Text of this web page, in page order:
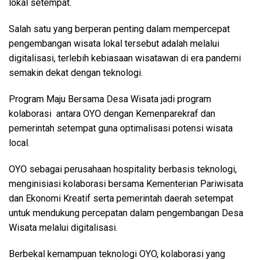
lokal setempat.
Salah satu yang berperan penting dalam mempercepat
pengembangan wisata lokal tersebut adalah melalui
digitalisasi, terlebih kebiasaan wisatawan di era pandemi
semakin dekat dengan teknologi.
Program Maju Bersama Desa Wisata jadi program
kolaborasi antara OYO dengan Kemenparekraf dan
pemerintah setempat guna optimalisasi potensi wisata
local.
OYO sebagai perusahaan hospitality berbasis teknologi,
menginisiasi kolaborasi bersama Kementerian Pariwisata
dan Ekonomi Kreatif serta pemerintah daerah setempat
untuk mendukung percepatan dalam pengembangan Desa
Wisata melalui digitalisasi.
Berbekal kemampuan teknologi OYO, kolaborasi yang